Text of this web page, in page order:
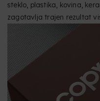
steklo, plastika, kovina,
zagotavlja trajen rezultat